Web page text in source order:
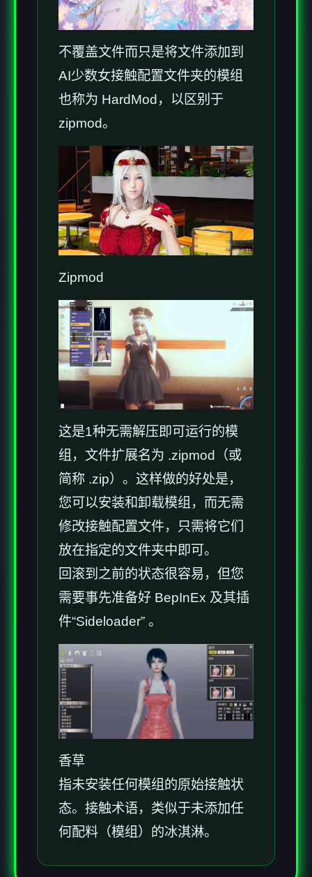
不覆盖文件而只是将文件添加到
AI少数女接触配置文件夹的模组
也称为 HardMod，以区别于
zipmod。
Zipmod
这是1种无需解压即可运行的模
组，文件扩展名为 .zipmod（或
简称 .zip）。这样做的好处是，
您可以安装和卸载模组，而无需
修改接触配置文件，只需将它们
放在指定的文件夹中即可。
回滚到之前的状态很容易，但您
需要事先准备好 BepInEx 及其插
件“Sideloader” 。
香草
指未安装任何模组的原始接触状
态。接触术语，类似于未添加任
何配料（模组）的冰淇淋。